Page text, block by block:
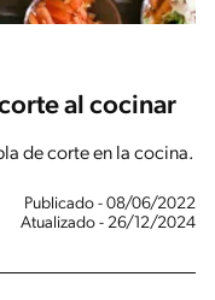
al cocinar
de corte en la cocina.
Publicado - 08/06/2022
Atualizado - 26/12/2024